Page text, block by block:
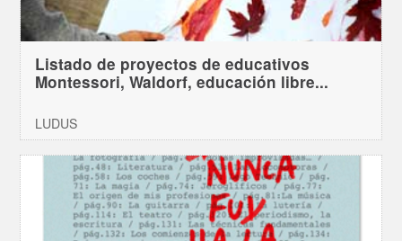
Listado de proyectos de educativos
Montessori, Waldorf, educación libre...
LUDUS